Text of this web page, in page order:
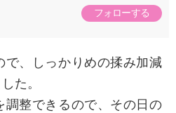
フォローする
で、しっかりめの揉み加減
た。
調整できるので、その日の